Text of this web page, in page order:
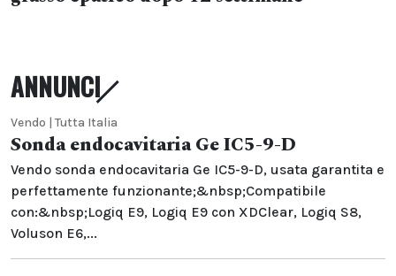
ANNUNCI
Vendo | Tutta Italia
Sonda endocavitaria Ge IC5-9-D
Vendo sonda endocavitaria Ge IC5-9-D, usata garantita e
perfettamente funzionante;&nbsp;Compatibile
con:&nbsp;Logiq E9, Logiq E9 con XDClear, Logiq S8,
Voluson E6,...